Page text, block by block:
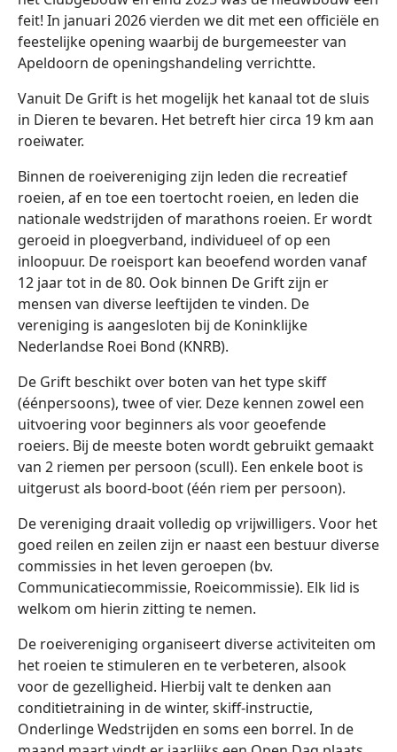
feit! In januari 2026 vierden we dit met een officiële en
feestelijke opening waarbij de burgemeester van
Apeldoorn de openingshandeling verrichtte.
Vanuit De Grift is het mogelijk het kanaal tot de sluis
in Dieren te bevaren. Het betreft hier circa 19 km aan
roeiwater.
Binnen de roeivereniging zijn leden die recreatief
roeien, af en toe een toertocht roeien, en leden die
nationale wedstrijden of marathons roeien. Er wordt
geroeid in ploegverband, individueel of op een
inloopuur. De roeisport kan beoefend worden vanaf
12 jaar tot in de 80. Ook binnen De Grift zijn er
mensen van diverse leeftijden te vinden. De
vereniging is aangesloten bij de Koninklijke
Nederlandse Roei Bond (KNRB).
De Grift beschikt over boten van het type skiff
(éénpersoons), twee of vier. Deze kennen zowel een
uitvoering voor beginners als voor geoefende
roeiers. Bij de meeste boten wordt gebruikt gemaakt
van 2 riemen per persoon (scull). Een enkele boot is
uitgerust als boord-boot (één riem per persoon).
De vereniging draait volledig op vrijwilligers. Voor het
goed reilen en zeilen zijn er naast een bestuur diverse
commissies in het leven geroepen (bv.
Communicatiecommissie, Roeicommissie). Elk lid is
welkom om hierin zitting te nemen.
De roeivereniging organiseert diverse activiteiten om
het roeien te stimuleren en te verbeteren, alsook
voor de gezelligheid. Hierbij valt te denken aan
conditietraining in de winter, skiff-instructie,
Onderlinge Wedstrijden en soms een borrel. In de